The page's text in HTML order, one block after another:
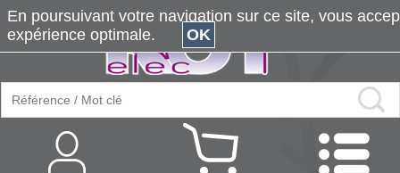
En poursuivant votre navigation sur ce site, vous
expérience optimale.
OK